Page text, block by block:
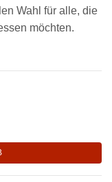
Wahl für alle, die
möchten.